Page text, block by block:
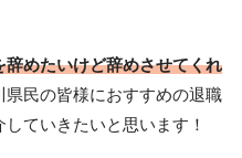
めたいけど辞めさせてくれ
民の皆様におすすめの退職
ていきたいと思います！